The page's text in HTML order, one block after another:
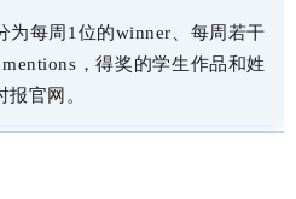
为每周1位的winner、每周若干
，得奖的学生作品和姓
官网。